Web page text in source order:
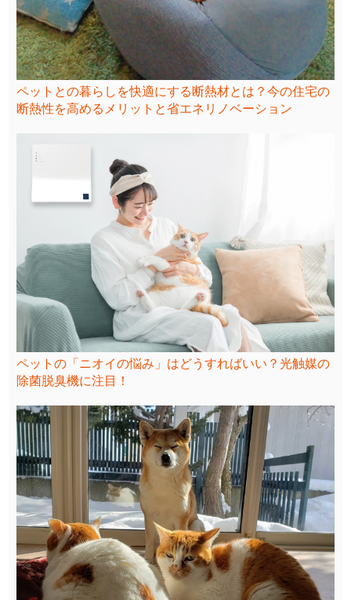
ペットとの暮らしを快適にする断熱材とは？今の住宅の
断熱性を高めるメリットと省エネリノベーション
ペットの「ニオイの悩み」はどうすればいい？光触媒の
除菌脱臭機に注目！